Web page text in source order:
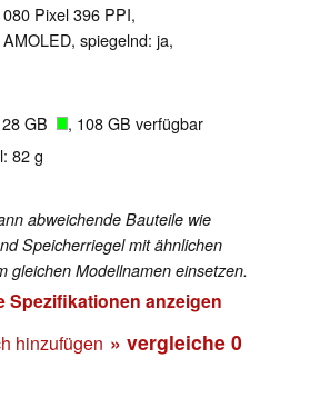
Pixel 396 PPI,
spiegelnd: ja,
GB , 108 GB verfügbar
82 g
abweichende Bauteile wie
Speicherriegel mit ähnlichen
gleichen Modellnamen einsetzen.
Spezifikationen anzeigen
hinzufügen » vergleiche 0